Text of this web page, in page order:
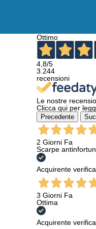
Ottimo
4,8/5
3.244
recensioni
Le nostre
Clicca qui per
Precedente
2 Giorni Fa
Scarpe
Acquirente
3 Giorni Fa
Ottima
Acquirente